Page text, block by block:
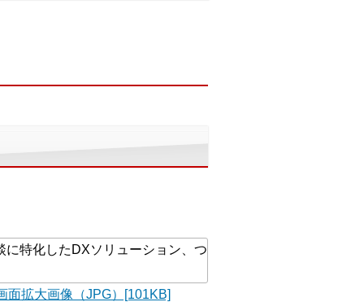
面拡大画像（JPG）[101KB]